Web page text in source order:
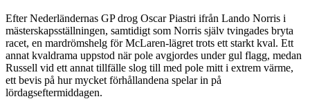
Efter Nederländernas GP drog Oscar Piastri ifrån Lando Norris i
mästerskapsställningen, samtidigt som Norris själv tvingades bryta
racet, en mardrömshelg för McLaren-lägret trots ett starkt kval. Ett
annat kvaldrama uppstod när pole avgjordes under gul flagg, medan
Russell vid ett annat tillfälle slog till med pole mitt i extrem värme,
ett bevis på hur mycket förhållandena spelar in på
lördagseftermiddagen.